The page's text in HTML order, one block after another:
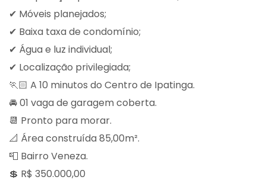
✔ Móveis planejados;
✔ Baixa taxa de condomínio;
✔ Água e luz individual;
✔ Localização privilegiada;
🏃🏻 A 10 minutos do Centro de Ipatinga.
🚘 01 vaga de garagem coberta.
📆 Pronto para morar.
📐 Área construída 85,00m².
📮 Bairro Veneza.
💲 R$ 350.000,00